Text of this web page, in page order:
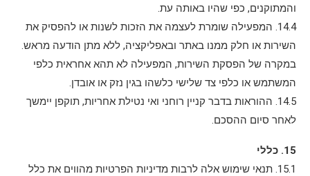
והמתוקנים, כפי שהיו באותה עת.
14.4. המפעילה שומרת לעצמה את הזכות לשנות או להפסיק את
השירות או חלק ממנו באתר ובאפליקציה, ללא מתן הודעה מראש.
במקרה של הפסקת השירות, המפעילה לא תהא אחראית כלפי
המשתמש או כלפי צד שלישי כלשהו בגין נזק או אובדן.
14.5. ההוראות בדבר קניין רוחני ואי נטילת אחריות, תוקפן יימשך
לאחר סיום ההסכם.
15. כללי
15.1. תנאי שימוש אלה לרבות מדיניות הפרטיות מהווים את כלל